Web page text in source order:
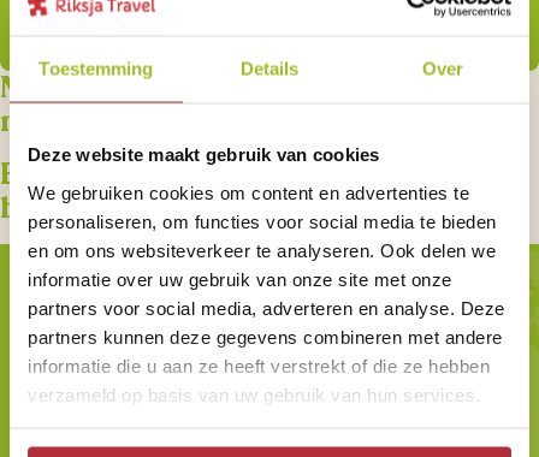
Toestemming Details Over
Deze website maakt gebruik van cookies
We gebruiken cookies om content en advertenties te
personaliseren, om functies voor social media te bieden
en om ons websiteverkeer te analyseren. Ook delen we
informatie over uw gebruik van onze site met onze
partners voor social media, adverteren en analyse. Deze
partners kunnen deze gegevens combineren met andere
informatie die u aan ze heeft verstrekt of die ze hebben
verzameld op basis van uw gebruik van hun services.
Top 11 bestemmingen voor een perfecte winterzon
Nog meer inspiratie opdoen? Lees
meer blogs
Bekijk onze rondreizen en
bouwstenen
Wil jij altijd als eerste op de
hoogte zijn van onze Riksja